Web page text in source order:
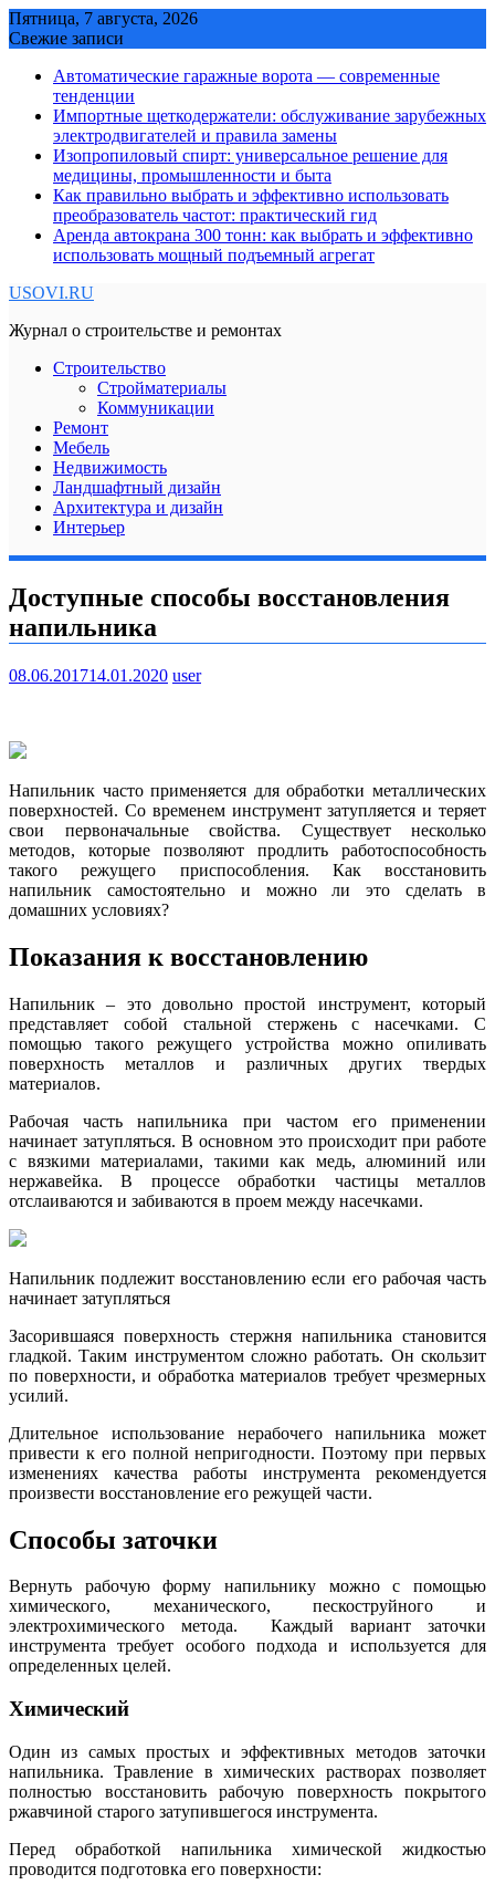
Skip
to
Пятница, 7 августа, 2026
Свежие записи
Автоматические гаражные ворота — современные
тенденции
Импортные щеткодержатели: обслуживание зарубежных
электродвигателей и правила замены
Изопропиловый спирт: универсальное решение для
медицины, промышленности и быта
Как правильно выбрать и эффективно использовать
преобразователь частот: практический гид
Аренда автокрана 300 тонн: как выбрать и эффективно
использовать мощный подъемный агрегат
USOVI.RU
Журнал о строительстве и ремонтах
Строительство
Стройматериалы
Коммуникации
Ремонт
Мебель
Недвижимость
Ландшафтный дизайн
Архитектура и дизайн
Интерьер
Доступные способы восстановления
напильника
08.06.201714.01.2020 user
Напильник часто применяется для обработки металлических
поверхностей. Со временем инструмент затупляется и теряет
свои первоначальные свойства. Существует несколько
методов, которые позволяют продлить работоспособность
такого режущего приспособления. Как восстановить
напильник самостоятельно и можно ли это сделать в
домашних условиях?
Показания к восстановлению
Напильник – это довольно простой инструмент, который
представляет собой стальной стержень с насечками. С
помощью такого режущего устройства можно опиливать
поверхность металлов и различных других твердых
материалов.
Рабочая часть напильника при частом его применении
начинает затупляться. В основном это происходит при работе
с вязкими материалами, такими как медь, алюминий или
нержавейка. В процессе обработки частицы металлов
отслаиваются и забиваются в проем между насечками.
Напильник подлежит восстановлению если его рабочая часть
начинает затупляться
Засорившаяся поверхность стержня напильника становится
гладкой. Таким инструментом сложно работать. Он скользит
по поверхности, и обработка материалов требует чрезмерных
усилий.
Длительное использование нерабочего напильника может
привести к его полной непригодности. Поэтому при первых
изменениях качества работы инструмента рекомендуется
произвести восстановление его режущей части.
Способы заточки
Вернуть рабочую форму напильнику можно с помощью
химического, механического, пескоструйного и
электрохимического метода. Каждый вариант заточки
инструмента требует особого подхода и используется для
определенных целей.
Химический
Один из самых простых и эффективных методов заточки
напильника. Травление в химических растворах позволяет
полностью восстановить рабочую поверхность покрытого
ржавчиной старого затупившегося инструмента.
Перед обработкой напильника химической жидкостью
проводится подготовка его поверхности: